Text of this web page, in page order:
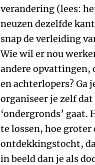
verandering (lees:
neuzen dezelfde
snap de verleiding
Wie wil er nou
andere opvattingen,
en achterlopers? Ga
organiseer je zelf
‘ondergronds’ gaat.
te lossen, hoe groter
ontdekkingstocht,
in beeld dan je als